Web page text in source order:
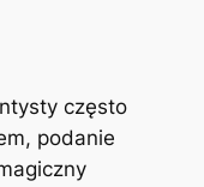
często
podanie‌